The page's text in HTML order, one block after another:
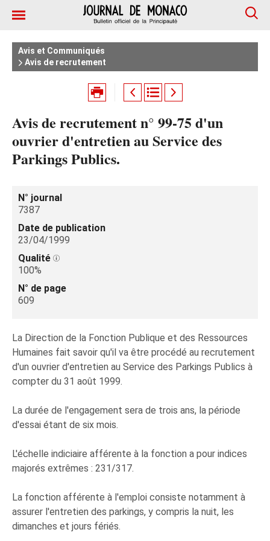
Avis et Communiqués
Avis de recrutement
Avis de recrutement n° 99-75 d'un
ouvrier d'entretien au Service des
Parkings Publics.
N° journal
7387
Date de publication
23/04/1999
Qualité
100%
N° de page
609
La Direction de la Fonction Publique et des Ressources
Humaines fait savoir qu'il va être procédé au recrutement
d'un ouvrier d'entretien au Service des Parkings Publics à
compter du 31 août 1999.
La durée de l'engagement sera de trois ans, la période
d'essai étant de six mois.
L'échelle indiciaire afférente à la fonction a pour indices
majorés extrêmes : 231/317.
La fonction afférente à l'emploi consiste notamment à
assurer l'entretien des parkings, y compris la nuit, les
dimanches et jours fériés.